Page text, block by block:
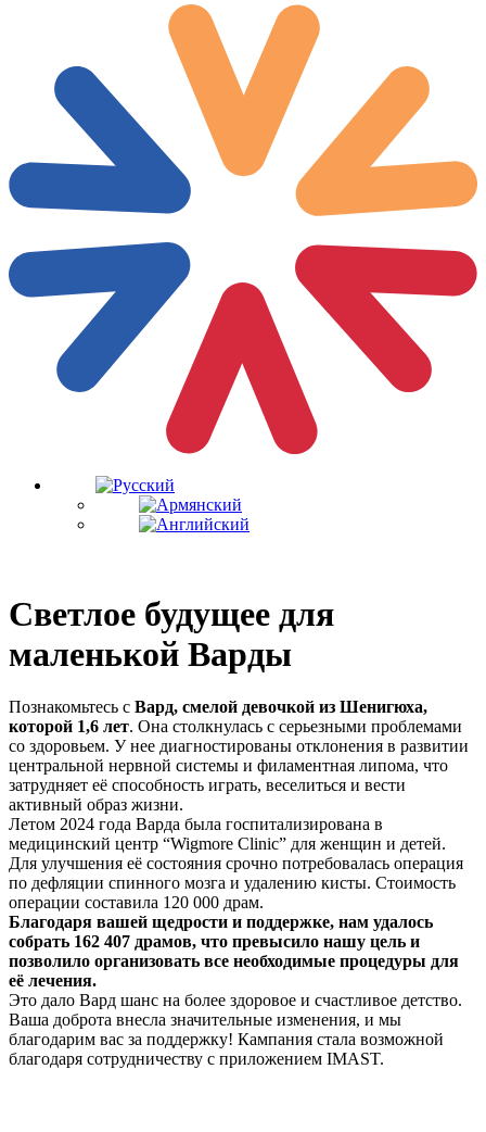
Светлое будущее для
маленькой Варды
Познакомьтесь с Вард, смелой девочкой из Шенигюха,
которой 1,6 лет. Она столкнулась с серьезными проблемами
со здоровьем. У нее диагностированы отклонения в развитии
центральной нервной системы и филаментная липома, что
затрудняет её способность играть, веселиться и вести
активный образ жизни.
Летом 2024 года Варда была госпитализирована в
медицинский центр “Wigmore Clinic” для женщин и детей.
Для улучшения её состояния срочно потребовалась операция
по дефляции спинного мозга и удалению кисты. Стоимость
операции составила 120 000 драм.
Благодаря вашей щедрости и поддержке, нам удалось
собрать 162 407 драмов, что превысило нашу цель и
позволило организовать все необходимые процедуры для
её лечения.
Это дало Вард шанс на более здоровое и счастливое детство.
Ваша доброта внесла значительные изменения, и мы
благодарим вас за поддержку! Кампания стала возможной
благодаря сотрудничеству с приложением IMAST.